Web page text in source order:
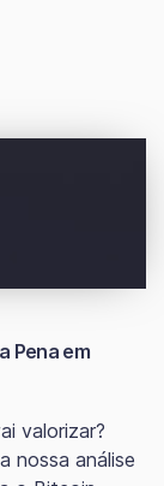
Pena em
valorizar?
nossa análise